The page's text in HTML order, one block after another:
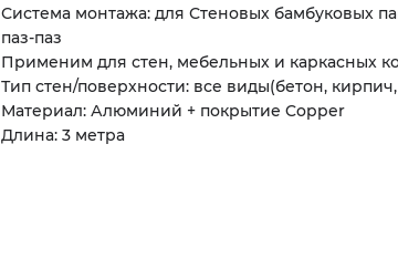
Система монтажа: для Стеновых бамбуковых
паз-паз
Применим для стен, мебельных и каркасных
Тип стен/поверхности: все виды(бетон,
Материал: Алюминий + покрытие Copper
Длина: 3 метра